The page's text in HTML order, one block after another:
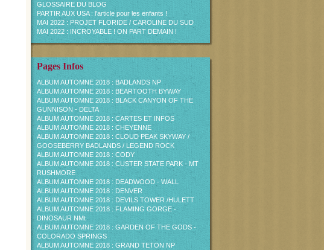
GLOSSAIRE DU BLOG
PARTIR AUX USA : l'article pour les enfants !
MAI 2022 : PROJET FLORIDE / CAROLINE DU SUD
MAI 2022 : INCROYABLE ! ON PART DEMAIN !
Pages Infos
ALBUM AUTOMNE 2018 : BADLANDS NP
ALBUM AUTOMNE 2018 : BEARTOOTH BYWAY
ALBUM AUTOMNE 2018 : BLACK CANYON OF THE
GUNNISON - DELTA
ALBUM AUTOMNE 2018 : CARTES ET INFOS
ALBUM AUTOMNE 2018 : CHEYENNE
ALBUM AUTOMNE 2018 : CLOUD PEAK SKYWAY /
GOOSEBERRY BADLANDS / LEGEND ROCK
ALBUM AUTOMNE 2018 : CODY
ALBUM AUTOMNE 2018 : CUSTER STATE PARK - MT
RUSHMORE
ALBUM AUTOMNE 2018 : DEADWOOD - WALL
ALBUM AUTOMNE 2018 : DENVER
ALBUM AUTOMNE 2018 : DEVILS TOWER /HULETT
ALBUM AUTOMNE 2018 : FLAMING GORGE -
DINOSAUR NMt
ALBUM AUTOMNE 2018 : GARDEN OF THE GODS -
COLORADO SPRINGS
ALBUM AUTOMNE 2018 : GRAND TETON NP